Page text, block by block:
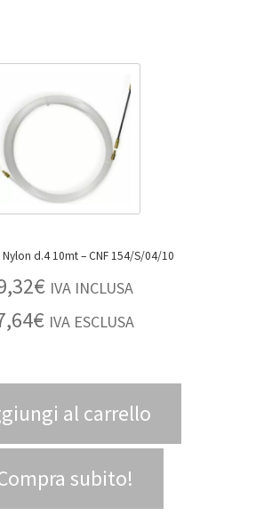
Sonda in Nylon d.4 10mt – CNF 154/S/04/10
€ IVA INCLUSA
€ IVA ESCLUSA
al carrello
subito!